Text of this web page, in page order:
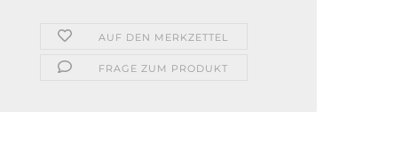
AUF DEN MERKZETTEL
FRAGE ZUM PRODUKT